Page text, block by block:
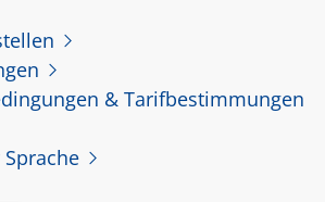
& Tarifbestimmungen